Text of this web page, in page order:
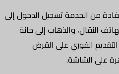
من الخدمة تسجيل الدخول إلى
النقال، والذهاب إلى خانة
التقديم الفوري على القرض
على الشاشة.